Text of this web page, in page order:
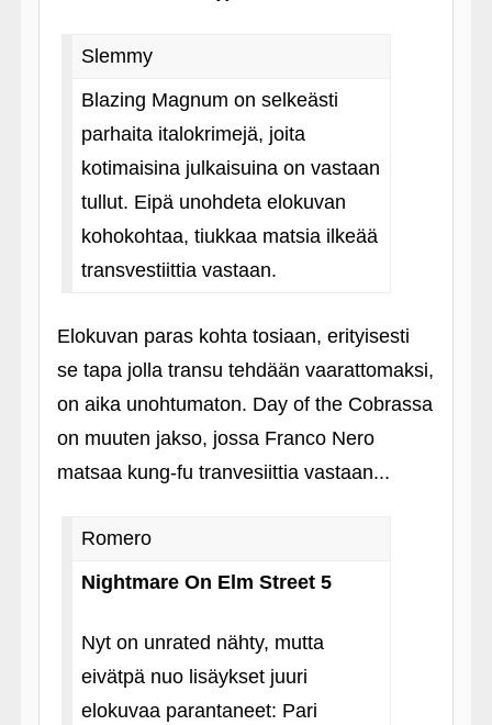
Slemmy
Blazing Magnum on selkeästi
parhaita italokrimejä, joita
kotimaisina julkaisuina on vastaan
tullut. Eipä unohdeta elokuvan
kohokohtaa, tiukkaa matsia ilkeää
transvestiittia vastaan.
Elokuvan paras kohta tosiaan, erityisesti
se tapa jolla transu tehdään vaarattomaksi,
on aika unohtumaton. Day of the Cobrassa
on muuten jakso, jossa Franco Nero
matsaa kung-fu tranvesiittia vastaan...
Romero
Nightmare On Elm Street 5
Nyt on unrated nähty, mutta
eivätpä nuo lisäykset juuri
elokuvaa parantaneet: Pari